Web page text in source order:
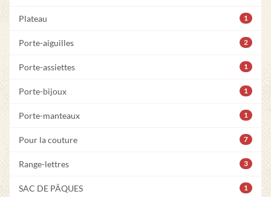
Plateau 1
Porte-aiguilles 2
Porte-assiettes 1
Porte-bijoux 1
Porte-manteaux 1
Pour la couture 7
Range-lettres 3
SAC DE PÂQUES 1